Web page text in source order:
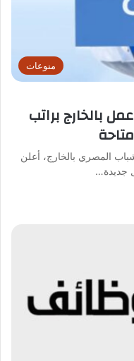
منوعات
عن 48 فرصة عمل بالخارج براتب
المصري بالخارج، أعلن
جديدة…